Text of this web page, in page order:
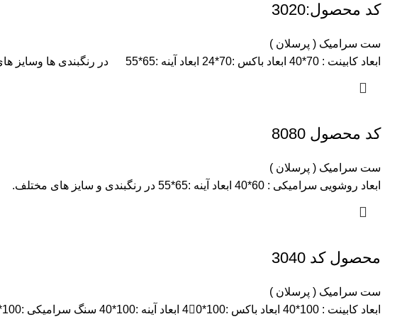
کد محصول:3020
ست سرامیک ( پرسلان )
ابعاد کابینت : 70*40 ابعاد باکس :70*24 ابعاد آینه :65*55 در رنگبندی ها وسایز های مختلف.
کد محصول 8080
ست سرامیک ( پرسلان )
ابعاد روشویی سرامیکی : 60*40 ابعاد آینه :65*55 در رنگبندی و سایز های مختلف.
محصول کد 3040
ست سرامیک ( پرسلان )
ابعاد کابینت : 100*40 ابعاد باکس :100*40َ ابعاد آینه :100*40 سنگ سرامیکی :100*40